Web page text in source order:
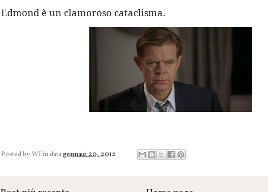
Edmond è un clamoroso cataclisma.
Posted byWI in datagennaio 20, 2012